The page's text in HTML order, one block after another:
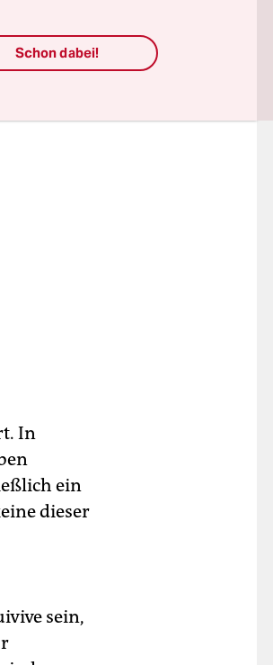
In
ein
dieser
sein,
Schon dabei!